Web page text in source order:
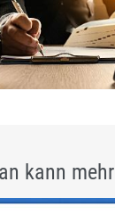
kann mehr